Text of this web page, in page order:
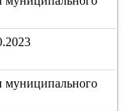
муниципального